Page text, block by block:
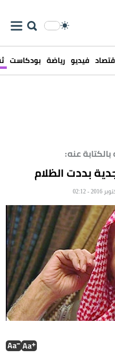
فيديو رياضة بودكاست
عنه:
بددت الظلام